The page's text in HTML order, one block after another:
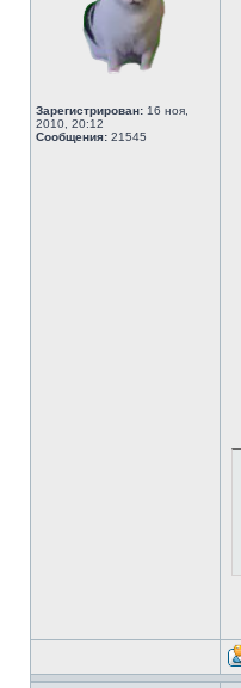
Зарегистрирован: 16 ноя,
2010, 20:12
Сообщения: 21545